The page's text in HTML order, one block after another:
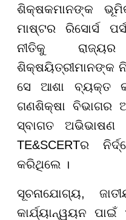
ଶିକ୍ଷକମାନଙ୍କ
ମାଷ୍ଟର ରିସୋର୍ସ
ନୀତିକୁ
ଶିକ୍ଷୟିତ୍ରୀମାନଙ୍କ
ସେ ଆଶା ବ୍ୟକ୍ତ
ଗଣଶିକ୍ଷା ବିଭାଗର
ସ୍ବାଗତ ଅଭିଭାଷଣ
TE&SCERTର
କରିଥିଲେ ।
ସୂଚନାଯୋଗ୍ୟ,
କାର୍ଯ୍ୟାନ୍ୱୟନ